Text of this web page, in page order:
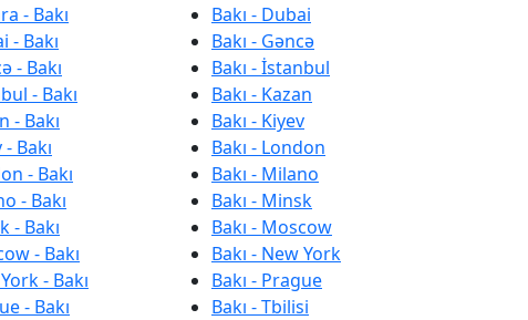
- Bakı
- Bakı
- Bakı
- Bakı
- Bakı
Bakı
- Bakı
- Bakı
- Bakı
- Bakı
- Bakı
- Bakı
Bakı - Dubai
Bakı - Gəncə
Bakı - İstanbul
Bakı - Kazan
Bakı - Kiyev
Bakı - London
Bakı - Milano
Bakı - Minsk
Bakı - Moscow
Bakı - New York
Bakı - Prague
Bakı - Tbilisi